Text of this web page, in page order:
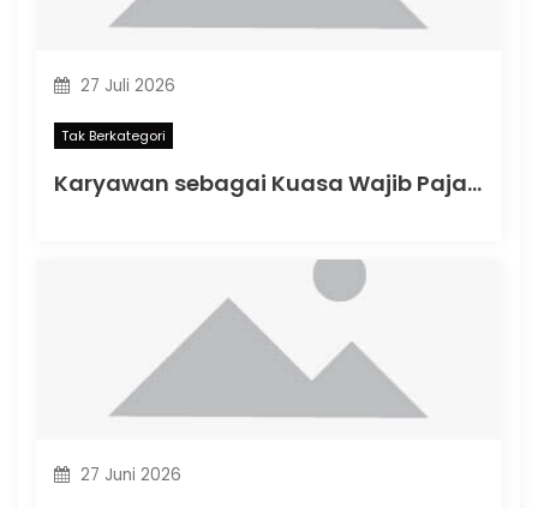
27 Juli 2026
Tak Berkategori
Karyawan sebagai Kuasa Wajib Pajak: Apa yang Berubah dalam PMK Nomor 44 Tahun 2026?
27 Juni 2026